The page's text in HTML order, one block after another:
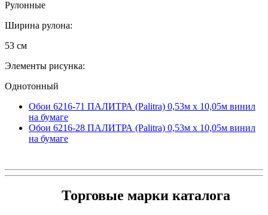
Рулонные
Ширина рулона:
53 см
Элементы рисунка:
Однотонный
Обои 6216-71 ПАЛИТРА (Palitra) 0,53м x 10,05м винил
на бумаге
Обои 6216-28 ПАЛИТРА (Palitra) 0,53м x 10,05м винил
на бумаге
Торговые марки каталога